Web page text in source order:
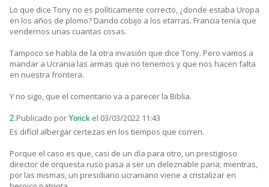
Lo que dice Tony no es políticamente correcto, ¿donde estaba Uropa
en los años de plomo? Dando cobijo a los etarras. Francia tenía que
vendernos unas cuantas cosas.
Tampoco se habla de la otra invasión que dice Tony. Pero vamos a
mandar a Ucrania las armas que no tenemos y que nos hacen falta
en nuestra frontera.
Y no sigo, que el comentario va a parecer la Biblia.
2.Publicado por Yorick el 03/03/2022 11:43
Es difícil albergar certezas en los tiempos que corren.
Porque el caso es que, casi de un día para otro, un prestigioso
director de orquesta ruso pasa a ser un deleznable paria; mientras,
por las mismas, un presidiario ucraniano viene a cristalizar en